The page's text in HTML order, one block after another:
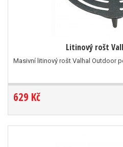
Litinový rošt
Masivní litinový rošt Valhal Outdoor
629 Kč